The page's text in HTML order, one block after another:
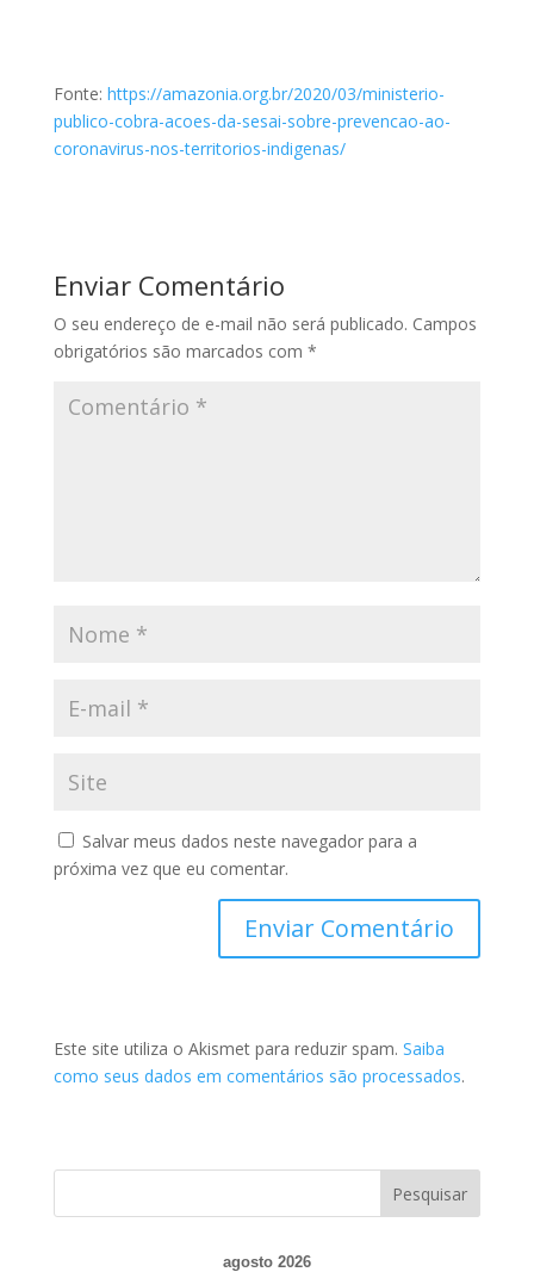
Fonte: https://amazonia.org.br/2020/03/ministerio-
publico-cobra-acoes-da-sesai-sobre-prevencao-ao-
coronavirus-nos-territorios-indigenas/
Enviar Comentário
O seu endereço de e-mail não será publicado. Campos
obrigatórios são marcados com *
Salvar meus dados neste navegador para a
próxima vez que eu comentar.
Este site utiliza o Akismet para reduzir spam. Saiba
como seus dados em comentários são processados.
agosto 2026